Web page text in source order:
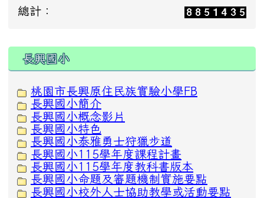
總計：
:::
長興國小
桃園市長興原住民族實驗小學FB
長興國小簡介
長興國小概念影片
長興國小特色
長興國小泰雅勇士狩獵步道
長興國小115學年度課程計畫
長興國小115學年度教科書版本
長興國小命題及審題機制實施要點
長興國小校外人士協助教學或活動要點